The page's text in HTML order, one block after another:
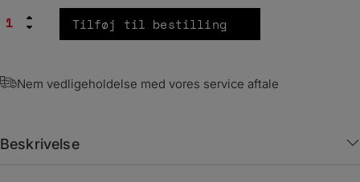
Nr.20
Nature
Growing
Tilføj til bestilling
Nem vedligeholdelse med vores service aftale
Beskrivelse